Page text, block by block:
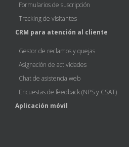
Formularios de suscripción
Tracking de visitantes
CRM para atención al cliente
Gestor de reclamos y quejas
Asignación de actividades
Chat de asistencia web
Encuestas de feedback (NPS y CSAT)
Aplicación móvil